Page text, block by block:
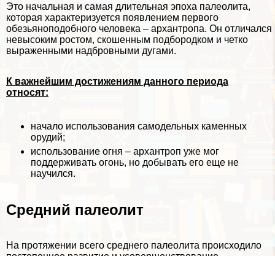
Это начальная и самая длительная эпоха палеолита,
которая хаpaктеризуется появлением первого
обезьяноподобного человека – архантропа. Он отличался
невысоким ростом, скошенным подбородком и четко
выраженными надбровными дугами.
К важнейшим достижениям данного периода
относят:
начало использования самодельных каменных
орудий;
использование огня – архантроп уже мог
поддерживать огонь, но добывать его еще не
научился.
Средний палеолит
На протяжении всего среднего палеолита происходило